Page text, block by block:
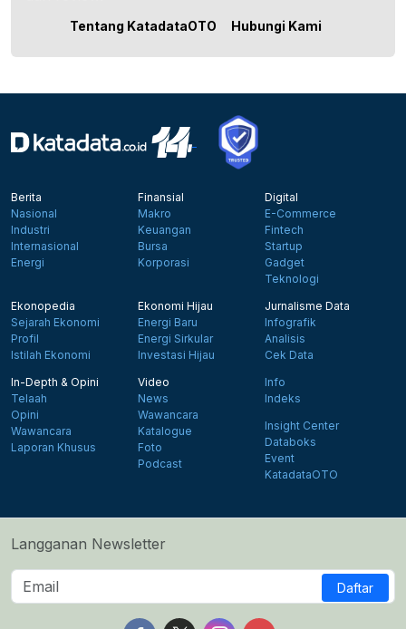
Tentang KatadataOTO Hubungi Kami
Berita
Nasional
Industri
Internasional
Energi
Finansial
Makro
Keuangan
Bursa
Korporasi
Digital
E-Commerce
Fintech
Startup
Gadget
Teknologi
Ekonopedia
Sejarah Ekonomi
Profil
Istilah Ekonomi
Ekonomi Hijau
Energi Baru
Energi Sirkular
Investasi Hijau
Jurnalisme Data
Infografik
Analisis
Cek Data
In-Depth & Opini
Telaah
Opini
Wawancara
Laporan Khusus
Video
News
Wawancara
Katalogue
Foto
Podcast
Info
Indeks
Insight Center
Databoks
Event
KatadataOTO
Langganan Newsletter
Daftar